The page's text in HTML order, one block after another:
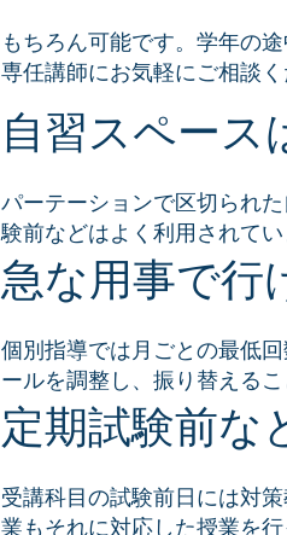
もちろん可能です。学年の
専任講師にお気軽にご相談く
自習スペース
パーテーションで区切られ
験前などはよく利用されてい
急な用事で行
個別指導では月ごとの最低
ールを調整し、振り替えるこ
定期試験前な
受講科目の試験前日には対
業もそれに対応した授業を行